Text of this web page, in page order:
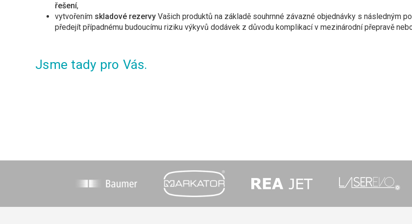
řešení,
vytvořením skladové rezervy Vašich produktů na základě souhrnné závazné objednávky s následným
předejít případnému budoucímu riziku výkyvů dodávek z důvodu komplikací v mezinárodní přepravě
Jsme tady pro Vás.